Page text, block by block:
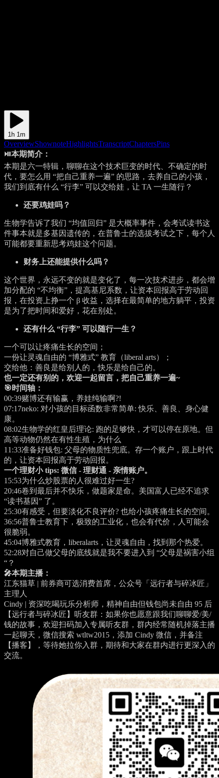
1h 1m
OverviewShownoteHighlightsTranscriptChaptersPins
⏯️本期简介：
本期是六一特辑，聊聊在这个技术巨变的时代、不确定的时
代，要怎么用 “把自己重养一遍” 的思路，去养自己的小孩，
我们到底有什么 “行李” 可以交给娃，让 TA 一生随行？
还要鸡娃吗？
生物学告诉了我们 “均值回归” 是大概率事件，会考试读书这
件事本就是多基因遗传的，在普鲁士的选拔考试之下，每个人
可能都要重新思考鸡娃这个问题。
财务上还能提供什么吗？
这个世界，永远不变的就是变化了，每一次技术进步，都会增
加分配的 “不均衡”，提高基尼系数，让资本回报高于劳动回
报，在投资上挣一个 β 收益，选择在最简单的地方躺平，投资
是为了把时间和爱好，花在别处。
还有什么 “行李” 可以随行一生？
一个可以让疼痛生长的空间；
一份让灵魂自由的 “博雅式” 教育（liberal arts）；
交给他：善良是给别人的，快乐是给自己的。
也一定还有别的，欢迎一起留言，把自己重养一遍~
🎯时间轴：
00:39赌博还有输赢，养娃纯输啊?!
07:17neko: 对小孩的目标函数非常简单: 快乐、善良、身心健
康。
08:02生物学的红皇后理论: 跑的足够快，才可以停在原地。但
高等动物仍然在有性生殖，为什么
11:33准备好钱包: 父母的物质性兜底。存一个账户，跟上时代
的，让资本回报高于劳动回报。
一个理财小 tips: 微信 - 理财通 - 亲情账户。
15:53为什么炒股票的人很难过好一生?
20:46卷到最后并不快乐，做题家是命。美国富人已经不追求
“读书基因” 了。
25:30有感受，但要淡化不良评价? 也给小孩疼痛生长的空间。
36:56普鲁士教育下，极致的工业化，也会有代价，人可能会
很脆弱。
45:04博雅式教育，liberalarts，让灵魂自由，找到那个热爱。
52:28对自己做父母的底线就是我不要进入到 “父母是祸害小组
“？
🎤本期主播：
江东猫草 | 前券商可选消费首席，公众号「远行者与碎冰匠」
主理人
Cindy | 资深吃喝玩乐分析师，精神自由但钱包尚未自由 95 后
【远行者与碎冰匠】听友群：如果你也愿意跟我们聊聊爱/美/
钱的故事，欢迎扫码加入专属听友群，群内经常随机掉落主播
一起聊天，微信搜索 wtltw2015，添加 Cindy 微信，并备注
【播客】，等待她拉你入群，期待和大家在群内进行更深入的
交流。